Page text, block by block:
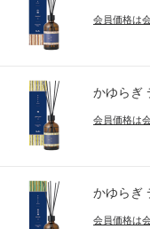
会員価格は
かゆらぎ
会員価格は
かゆらぎ
会員価格は